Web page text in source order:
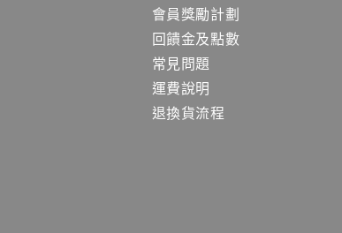
會員獎勵計劃
回饋金及點數
常見問題
運費說明
退換貨流程